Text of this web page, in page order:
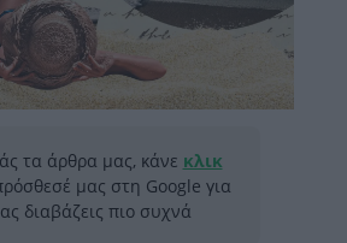
τα άρθρα μας, κάνε κλικ
μας στη Google για
διαβάζεις πιο συχνά